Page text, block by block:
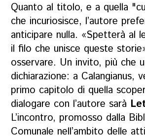
Quanto al titolo, e a quella
che incuriosisce, l’autore
anticipare nulla. «Spetterà al
il filo che unisce queste
osservare. Un invito, più che
dichiarazione: a Calangianus,
primo capitolo di quella
dialogare con l’autore sarà
L’incontro, promosso dalla
Comunale nell’ambito delle